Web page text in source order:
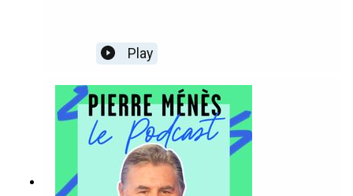
Play